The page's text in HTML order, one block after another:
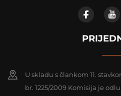
U skladu s člankom 11.
br. 1225/2009 Komisija je